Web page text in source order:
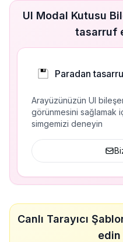
UI Modal Kutusu
tasarruf
Paradan
Arayüzünüzün UI
görünmesini sağlamak
simgemizi deneyin
Canlı Tarayıcı
edin